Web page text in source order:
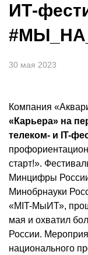
ИТ-
30 мая 2023
Компания
«Карьера» на
телеком- и IT-
старт!».
Минцифры
Минобрнауки
«MIT-МыИТ»,
мая и охватил
России.
национального